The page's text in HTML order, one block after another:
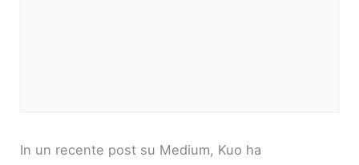
In un recente post su Medium, Kuo ha